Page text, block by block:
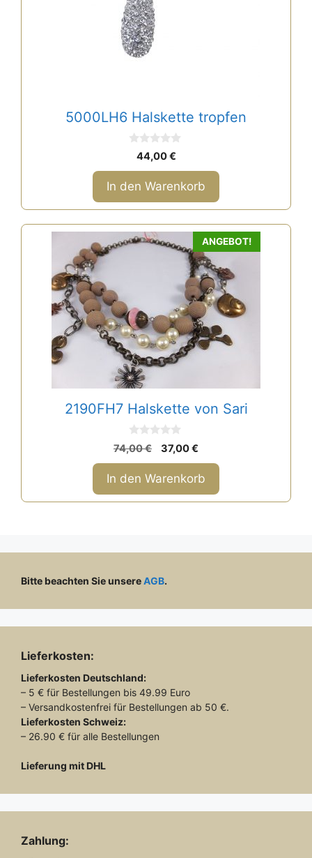
5000LH6 Halskette tropfen
o
n
5
44,00€
In den Warenkorb
ANGEBOT!
2190FH7 Halskette von Sari
0
v
o
n
5
74,00€
Ursprünglicher
Preis
war:
74,00 €
37,00€
Preis
ist:
37,00 €.
In den Warenkorb
Bitte beachten Sie unsereAGB.
Lieferkosten:
Lieferkosten Deutschland:
– 5 € für Bestellungen bis 49.99 Euro
– Versandkostenfrei für Bestellungen ab 50 €.
Lieferkosten Schweiz:
– 26.90 € für alle Bestellungen
Lieferung mit DHL
Zahlung: